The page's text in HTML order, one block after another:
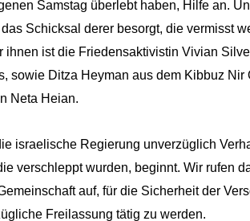
Samstag überlebt haben, Hilfe an.
Schicksal derer besorgt, die vermisst
ihnen ist die Friedensaktivistin Vivian
sowie Ditza Heyman aus dem Kibbuz Nir
Neta Heian.
israelische Regierung unverzüglich
verschleppt wurden, beginnt. Wir rufen
auf, für die Sicherheit der
Freilassung tätig zu werden.